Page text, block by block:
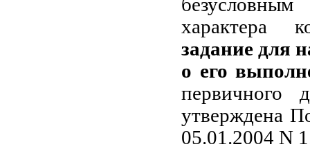
характера
задание для
о его
первичного
утверждена
05.01.2004 N